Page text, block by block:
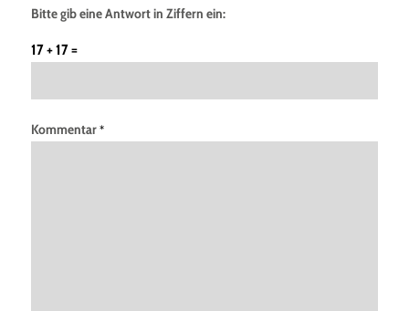
Bitte gib eine Antwort in Ziffern ein:
17 + 17 =
Kommentar*